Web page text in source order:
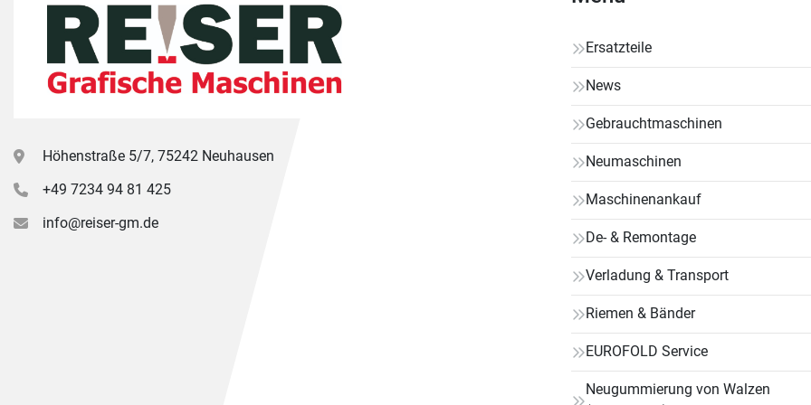
Höhenstraße 5/7, 75242 Neuhausen
+49 7234 94 81 425
info@reiser-gm.de
Ersatzteile
News
Gebrauchtmaschinen
Neumaschinen
Maschinenankauf
De- & Remontage
Verladung & Transport
Riemen & Bänder
EUROFOLD Service
Neugummierung von Walzen